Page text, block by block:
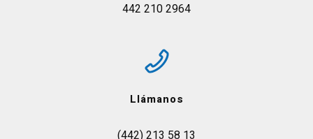
442 210 2964
Llámanos
(442) 213 58 13